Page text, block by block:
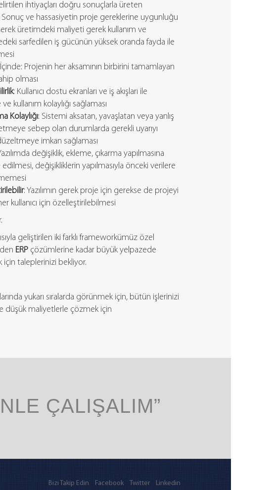
ihtiyaçları doğru sonuçlarla üreten
Sonuç ve hassasiyetin proje gereklerine uygunluğu
üretimdeki maliyeti gerek kullanım ve
sarfedilen iş gücünün yüksek oranda fayda ile
İçinde: Projenin her aksamının birbirini tamamlayan
olması
: Kullanıcı dostu ekranları ve iş akışları ile
kullanım kolaylığı sağlaması
Kolaylığı: Sistemi aksatan, yavaşlatan veya yanlış
sebep olan durumlarda gerekli uyarıyı
imkan sağlaması
değişiklik, ekleme, çıkarma yapılmasına
değişikliklerin yapılmasıyla önceki verilere
: Yazılımın gerek proje için gerekse de projeyi
kullanıcı için özelleştirilebilmesi
geliştirilen iki farklı frameworkümüz özel
ERP çözümlerine kadar büyük yelpazede
için taleplerinizi bekliyor.
yukarı sıralarda görünmek için, bütün işlerinizi
düşük maliyetlerle çözmek için
ÇALIŞALIM”
Bizi Takip Edin Facebook Twitter Linkedin